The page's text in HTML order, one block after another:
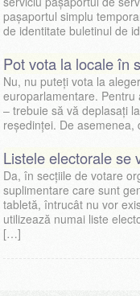
paşaportul simplu
de identitate buletinul de
Pot vota la locale în
Nu, nu puteți vota la
europarlamentare.
– trebuie să vă deplasați
reședinței. De
Listele electorale se
Da, în secțiile de votare
suplimentare care sunt
tabletă, întrucât nu vor
utilizează numai liste
[…]